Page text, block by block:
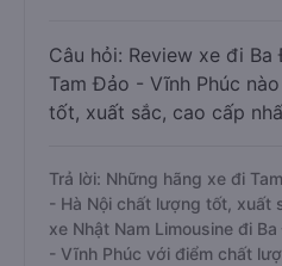
Câu hỏi: Review xe đi
Tam Đảo - Vĩnh Phúc
tốt, xuất sắc, cao cấp
Trả lời: Những hãng xe đi
- Hà Nội chất lượng tốt, xuất
xe Nhật Nam Limousine đi
- Vĩnh Phúc với điểm chất